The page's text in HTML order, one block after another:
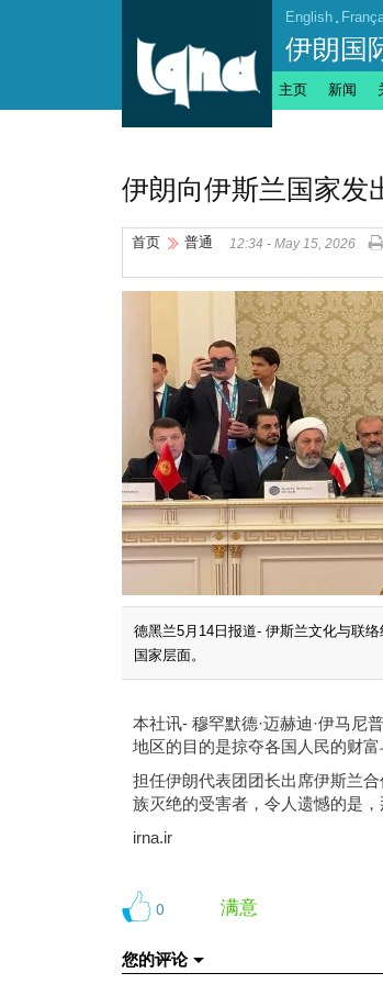
English .
伊朗国
主页 新闻
伊朗向伊斯兰国家发
首页 普通
12:34 - May 15, 2026
德黑兰5月14日报道- 伊斯兰文化与联
国家层面。
本社讯- 穆罕默德·迈赫迪·伊马尼
地区的目的是掠夺各国人民的财富
担任伊朗代表团团长出席伊斯兰
族灭绝的受害者，令人遗憾的是
irna.ir
0 满意
您的评论